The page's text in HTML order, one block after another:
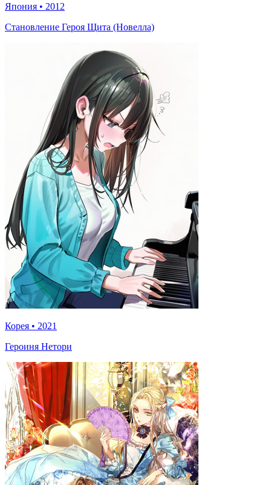
Япония • 2012
Становление Героя Щита (Новелла)
Корея • 2021
Героиня Нетори